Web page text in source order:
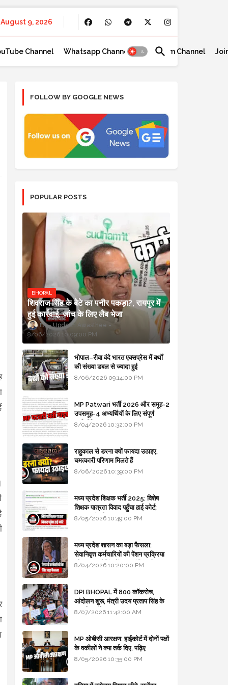
August 9, 2026
Channel Whatsapp Channel Telegram Channel
FOLLOW BY GOOGLE NEWS
POPULAR POSTS
BHOPAL
शिवराज सिंह के बेटे का पनीर पकड़ा?, रायपुर में
हुई कार्रवाई, जांच के लिए लैब भेजा
Updesh Awasthee
8/06/2026 10:09:00 PM
भोपाल–रीवा वंदे भारत एक्सप्रेस में बर्थों
की संख्या डबल से ज्यादा हुई
8/06/2026 09:14:00 PM
MP Patwari भर्ती 2026 और समूह-2
उपसमूह-4 अभ्यर्थियों के लिए संपूर्ण
मार्गदर्शिका
8/04/2026 10:32:00 PM
राहुकाल से डरना क्यों फायदा उठाइए,
चमत्कारी परिणाम मिलते हैं
8/06/2026 10:39:00 PM
मध्य प्रदेश शिक्षक भर्ती 2025: विशेष
शिक्षक पात्रता विवाद पहुँचा हाई कोर्ट;
सरकार से माँगा जवाब
8/05/2026 10:49:00 PM
मध्य प्रदेश शासन का बड़ा फैसला:
सेवानिवृत्त कर्मचारियों की पेंशन प्रक्रिया
और बजट कोडिंग में हुए क्रांतिकारी
8/04/2026 10:20:00 PM
DPI BHOPAL में 800 कॉकरोच,
आंदोलन शुरू, मंत्री उदय प्रताप सिंह के
घर भी जाएंगे
8/07/2026 11:42:00 AM
MP ओबीसी आरक्षण: हाईकोर्ट में दोनों पक्षों
के वकीलों ने क्या तर्क दिए, पढ़िए
8/05/2026 10:35:00 PM